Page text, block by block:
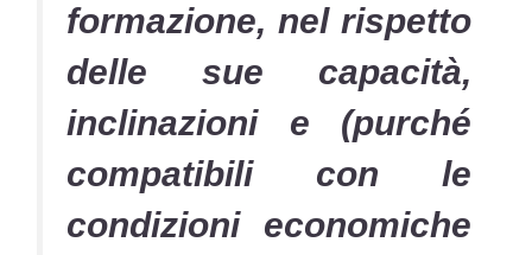
formazione, nel rispetto
delle sue capacità,
inclinazioni e (purché
compatibili con le
condizioni economiche